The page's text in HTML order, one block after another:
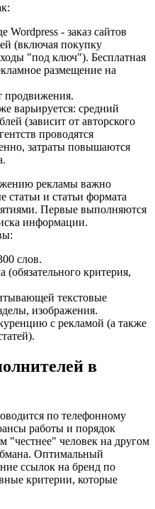
Wordpress - заказ сайтов
(включая покупку
"под ключ"). Бесплатная
размещение на
продвижения.
варьируется: средний
(зависит от авторского
проводятся
затраты повышаются
рекламы важно
и статьи формата
Первые выполняются
информации.
слов.
критерия,
текстовые
изображения.
с рекламой (а также
в
по телефонному
работы и порядок
"честнее" человек на другом
Оптимальный
ссылок на бренд по
критерии, которые